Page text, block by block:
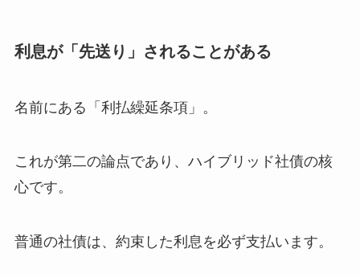
利息が「先送り」されることがある
名前にある「利払繰延条項」。
これが第二の論点であり、ハイブリッド社債の核
心です。
普通の社債は、約束した利息を必ず支払います。